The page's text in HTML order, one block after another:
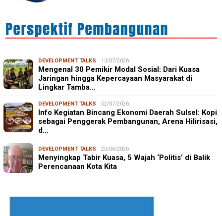
DEVELOPMENT TALKS 13/07/2026
Mengenal 30 Pemikir Modal Sosial: Dari Kuasa
Jaringan hingga Kepercayaan Masyarakat di
Lingkar Tamba…
DEVELOPMENT TALKS 02/07/2026
Info Kegiatan Bincang Ekonomi Daerah Sulsel: Kopi
sebagai Penggerak Pembangunan, Arena Hilirisasi,
d…
DEVELOPMENT TALKS 20/06/2026
Menyingkap Tabir Kuasa, 5 Wajah ‘Politis’ di Balik
Perencanaan Kota Kita